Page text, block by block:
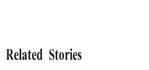
Related Stories